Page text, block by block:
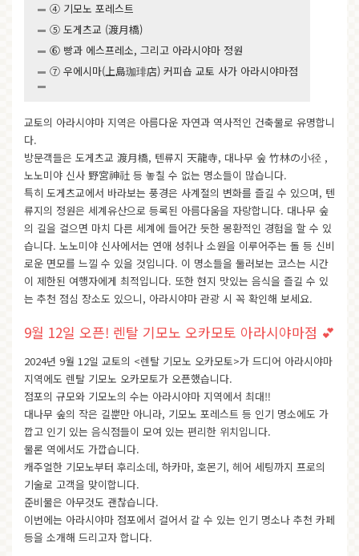
④ 기모노 포레스트
⑤ 도게츠교 (渡月橋)
⑥ 빵과 에스프레소, 그리고 아라시야마 정원
⑦ 우에시마(上島珈琲店) 커피숍 교토 사가 아라시야마점
교토의 아라시야마 지역은 아름다운 자연과 역사적인 건축물로 유명합니
다.
방문객들은 도게츠교 渡月橋, 텐류지 天龍寺, 대나무 숲 竹林の小径 ,
노노미야 신사 野宮神社 등 놓칠 수 없는 명소들이 많습니다.
특히 도게츠교에서 바라보는 풍경은 사계절의 변화를 즐길 수 있으며, 텐
류지의 정원은 세계유산으로 등록된 아름다움을 자랑합니다. 대나무 숲
의 길을 걸으면 마치 다른 세계에 들어간 듯한 몽환적인 경험을 할 수 있
습니다. 노노미야 신사에서는 연애 성취나 소원을 이루어주는 돌 등 신비
로운 면모를 느낄 수 있을 것입니다. 이 명소들을 둘러보는 코스는 시간
이 제한된 여행자에게 최적입니다. 또한 현지 맛있는 음식을 즐길 수 있
는 추천 점심 장소도 있으니, 아라시야마 관광 시 꼭 확인해 보세요.
9월 12일 오픈! 렌탈 기모노 오카모토 아라시야마점 💕
2024년 9월 12일 교토의 <렌탈 기모노 오카모토>가 드디어 아라시야마
지역에도 렌탈 기모노 오카모토가 오픈했습니다.
점포의 규모와 기모노의 수는 아라시야마 지역에서 최대‼
대나무 숲의 작은 길뿐만 아니라, 기모노 포레스트 등 인기 명소에도 가
깝고 인기 있는 음식점들이 모여 있는 편리한 위치입니다.
물론 역에서도 가깝습니다.
캐주얼한 기모노부터 후리소데, 하카마, 호몬기, 헤어 세팅까지 프로의
기술로 고객을 맞이합니다.
준비물은 아무것도 괜찮습니다.
이번에는 아라시야마 점포에서 걸어서 갈 수 있는 인기 명소나 추천 카페
등을 소개해 드리고자 합니다.